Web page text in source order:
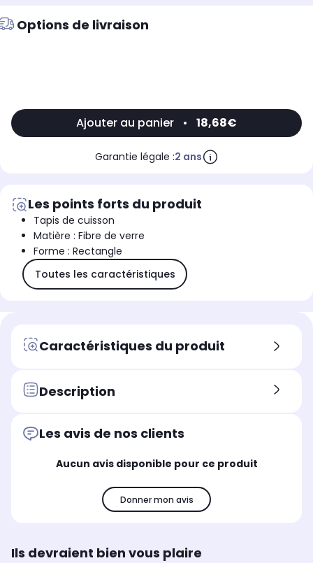
Options de livraison
Ajouter au panier • 18,68€
Garantie légale :2 ans
Les points forts du produit
Tapis de cuisson
Matière : Fibre de verre
Forme : Rectangle
Toutes les caractéristiques
Caractéristiques du produit
Description
Les avis de nos clients
Aucun avis disponible pour ce produit
Donner mon avis
Ils devraient bien vous plaire